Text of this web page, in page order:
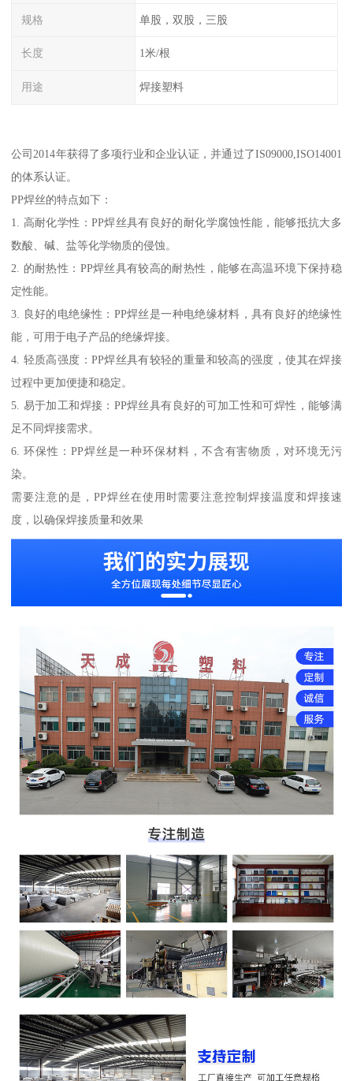
规格 单股，双股，三股
长度 1米/根
用途 焊接塑料
公司2014年获得了多项行业和企业认证，并通过了IS09000,ISO14001
的体系认证。
PP焊丝的特点如下：
1. 高耐化学性：PP焊丝具有良好的耐化学腐蚀性能，能够抵抗大多
数酸、碱、盐等化学物质的侵蚀。
2. 的耐热性：PP焊丝具有较高的耐热性，能够在高温环境下保持稳
定性能。
3. 良好的电绝缘性：PP焊丝是一种电绝缘材料，具有良好的绝缘性
能，可用于电子产品的绝缘焊接。
4. 轻质高强度：PP焊丝具有较轻的重量和较高的强度，使其在焊接
过程中更加便捷和稳定。
5. 易于加工和焊接：PP焊丝具有良好的可加工性和可焊性，能够满
足不同焊接需求。
6. 环保性：PP焊丝是一种环保材料，不含有害物质，对环境无污
染。
需要注意的是，PP焊丝在使用时需要注意控制焊接温度和焊接速
度，以确保焊接质量和效果